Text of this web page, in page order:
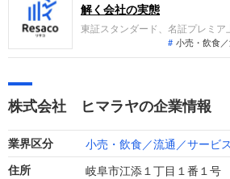
求職者が注目すべきポイントを整
解く会社の実態
東証スタンダード、名証プレミ
手。直近決算は売上高604億円
0.1億円で増収減益。独自のPB開
小売・飲食
株式会社 ヒマラヤの企業情報
業界区分 小売・飲食／流通／サービ
住所 岐阜市江添１丁目１番１号